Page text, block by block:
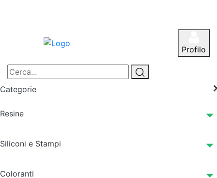
Profilo
Categorie
Resine
Siliconi e Stampi
Coloranti